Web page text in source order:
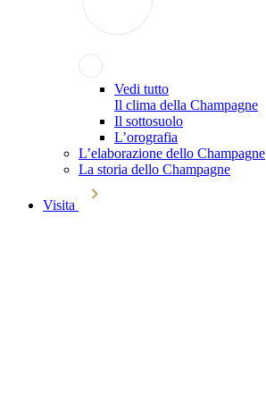
Vedi tutto
Il clima della Champagne
Il sottosuolo
L’orografia
L’elaborazione dello Champagne
La storia dello Champagne
Visita